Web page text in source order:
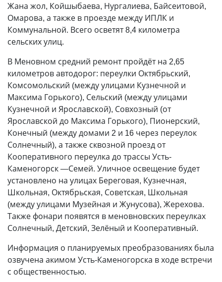
Жана жол, Койшыбаева, Нургалиева, Байсеитовой,
Омарова, а также в проезде между ИПЛК и
Коммунальной. Всего осветят 8,4 километра
сельских улиц.
В Меновном средний ремонт пройдёт на 2,65
километров автодорог: переулки Октябрьский,
Комсомольский (между улицами Кузнечной и
Максима Горького), Сельский (между улицами
Кузнечной и Ярославской), Совхозный (от
Ярославской до Максима Горького), Пионерский,
Конечный (между домами 2 и 16 через переулок
Солнечный), а также сквозной проезд от
Кооперативного переулка до трассы Усть-
Каменогорск—Семей. Уличное освещение будет
установлено на улицах Береговая, Кузнечная,
Школьная, Октябрьская, Советская, Школьная
(между улицами Музейная и Жунусова), Жерехова.
Также фонари появятся в меновновских переулках
Солнечный, Детский, Зелёный и Кооперативный.
Информация о планируемых преобразованиях была
озвучена акимом Усть-Каменогорска в ходе встречи
с общественностью.